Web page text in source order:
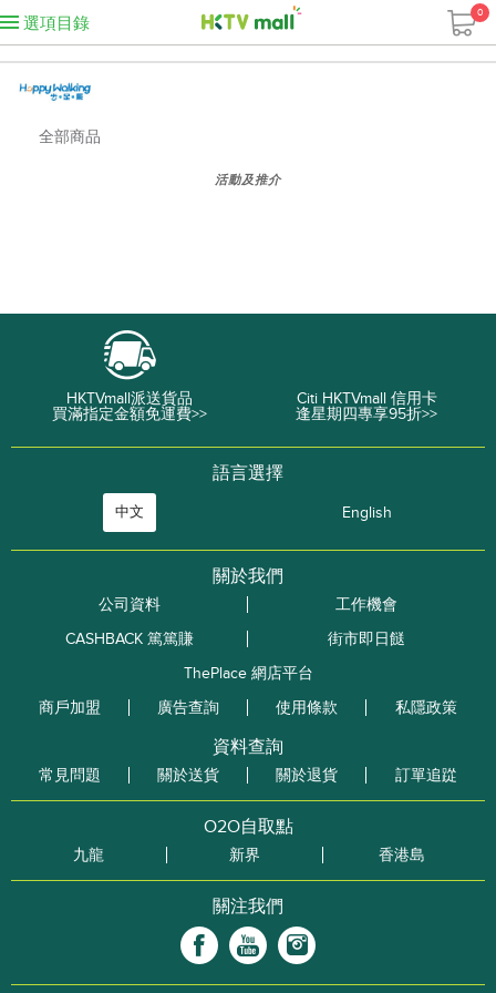
選項目錄
0
全部商品
活動及推介
HKTVmall派送貨品
買滿指定金額免運費>>
Citi HKTVmall 信用卡
逢星期四專享95折>>
語言選擇
中文 English
關於我們
公司資料
工作機會
CASHBACK 篤篤賺
街市即日餸
ThePlace 網店平台
商戶加盟
廣告查詢 使用條款 私隱政策
資料查詢
常見問題 關於送貨 關於退貨 訂單追踨
O2O自取點
九龍 新界 香港島
關注我們